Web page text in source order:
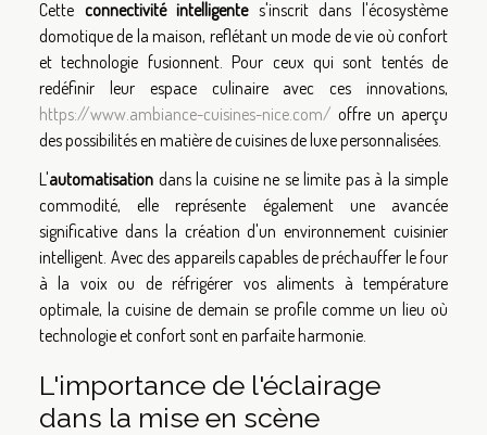
Cette connectivité intelligentes'inscrit dans l'écosystème
domotique de la maison, reflétant un mode de vie où confort
et technologie fusionnent. Pour ceux qui sont tentés de
redéfinir leur espace culinaire avec ces innovations,
https://www.ambiance-cuisines-nice.com/ offre un aperçu
des possibilités en matière de cuisines de luxe personnalisées.
L'automatisation dans la cuisine ne se limite pas à la simple
commodité, elle représente également une avancée
significative dans la création d'un environnement cuisinier
intelligent. Avec des appareils capables de préchauffer le four
à la voix ou de réfrigérer vos aliments à température
optimale, la cuisine de demain se profile comme un lieu où
technologie et confort sont en parfaite harmonie.
L'importance de l'éclairage
dans la mise en scène